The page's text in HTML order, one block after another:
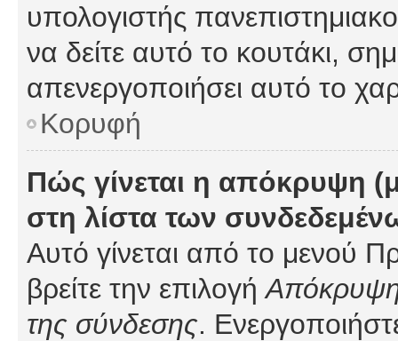
υπολογιστής
να δείτε αυτό το κουτάκι,
απενεργοποιήσει αυτό το
Κορυφή
Πώς γίνεται η απόκρυψη
στη λίστα των
Αυτό γίνεται από το μενού
βρείτε την επιλογήΑπόκρυψη
της σύνδεσης.